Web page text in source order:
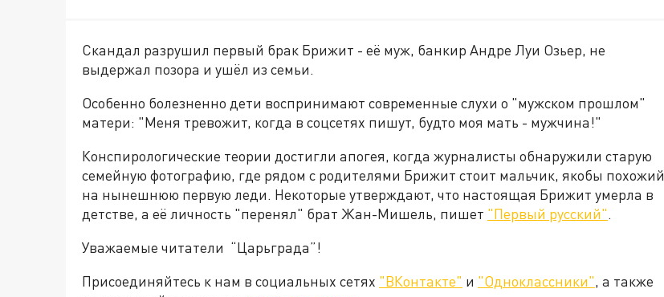
Скандал разрушил первый брак Брижит - её муж, банкир Андре Луи Озьер, не
выдержал позора и ушёл из семьи.
Особенно болезненно дети воспринимают современные слухи о "мужском прошлом"
матери: "Меня тревожит, когда в соцсетях пишут, будто моя мать - мужчина!"
Конспирологические теории достигли апогея, когда журналисты обнаружили старую
семейную фотографию, где рядом с родителями Брижит стоит мальчик, якобы похожий
на нынешнюю первую леди. Некоторые утверждают, что настоящая Брижит умерла в
детстве, а её личность "перенял" брат Жан-Мишель, пишет "Первый русский".
Уважаемые читатели “Царьграда”!
Присоединяйтесь к нам в социальных сетях "ВКонтакте" и "Одноклассники", а также